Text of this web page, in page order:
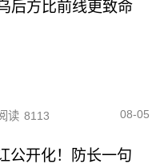
后方比前线更致命
读 8113 08-05
公开化！防长一句